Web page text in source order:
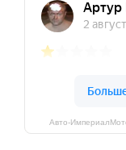
Авто-